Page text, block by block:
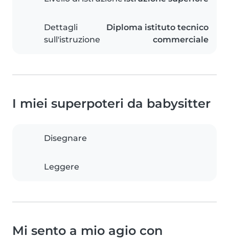
Dettagli
sull'istruzione
Diploma istituto tecnico
commerciale
I miei superpoteri da babysitter
Disegnare
Leggere
Mi sento a mio agio con